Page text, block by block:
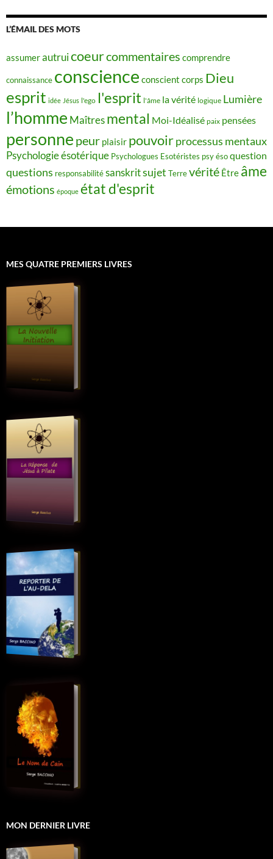
L’ÉMAIL DES MOTS
assumerautruicoeurcommentaires comprendre
connaissance conscience conscient corps Dieu
esprit idée Jésus l'ego l'esprit l'âme la vérité logique Lumière
l’homme Maîtres mental Moi-Idéalisé paix pensées
personne peur plaisir pouvoirprocessus mentaux
Psychologie ésotérique Psychologues Esotéristes psy ésoquestion
questions responsabilitésanskritsujet Terrevérité Être âme
émotions époque état d'esprit
MES QUATRE PREMIERS LIVRES
MON DERNIER LIVRE